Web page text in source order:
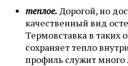
теплое. Дорогой, но
качественный вид
Термовставка в таких
сохраняет тепло
профиль служит много